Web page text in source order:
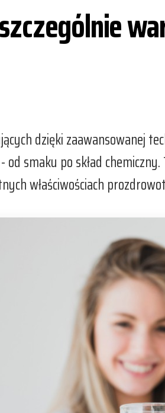
dzięki zaawansowanej
smaku po skład chemiczny.
właściwościach